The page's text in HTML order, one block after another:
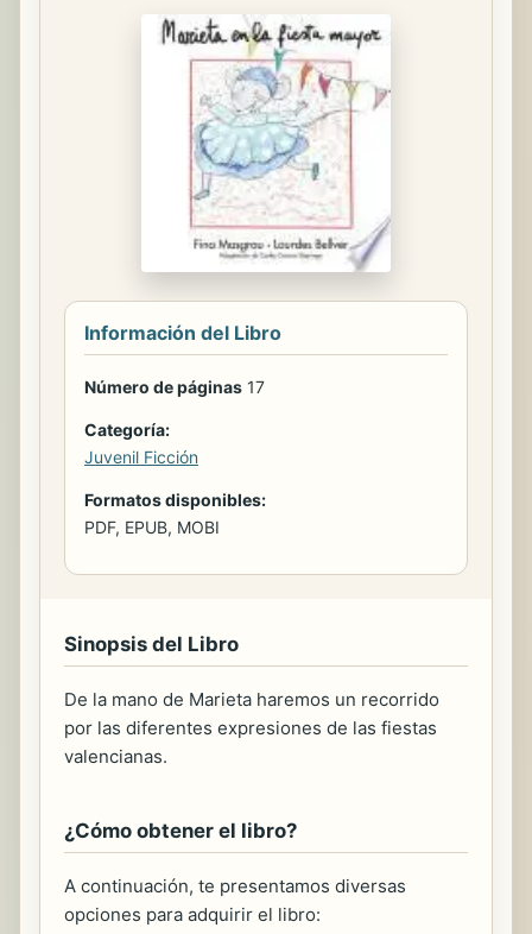
Información del Libro
Número de páginas 17
Categoría:
Juvenil Ficción
Formatos disponibles:
PDF, EPUB, MOBI
Sinopsis del Libro
De la mano de Marieta haremos un recorrido
por las diferentes expresiones de las fiestas
valencianas.
¿Cómo obtener el libro?
A continuación, te presentamos diversas
opciones para adquirir el libro: